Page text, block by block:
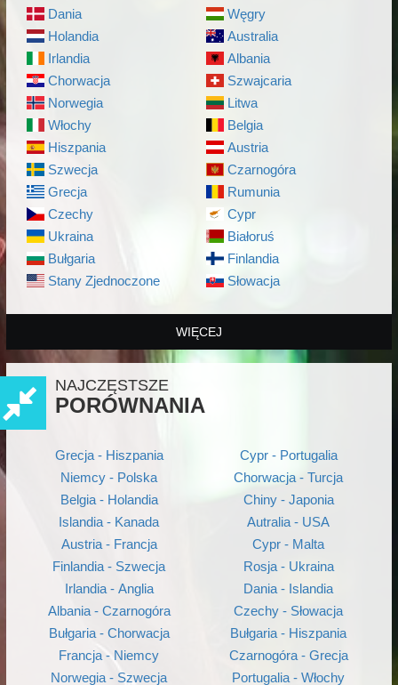
Dania
Holandia
Irlandia
Chorwacja
Norwegia
Włochy
Hiszpania
Szwecja
Grecja
Czechy
Ukraina
Bułgaria
Stany Zjednoczone
Węgry
Australia
Albania
Szwajcaria
Litwa
Belgia
Austria
Czarnogóra
Rumunia
Cypr
Białoruś
Finlandia
Słowacja
WIĘCEJ
NAJCZĘSTSZE
PORÓWNANIA
Grecja - Hiszpania
Niemcy - Polska
Belgia - Holandia
Islandia - Kanada
Austria - Francja
Finlandia - Szwecja
Irlandia - Anglia
Albania - Czarnogóra
Bułgaria - Chorwacja
Francja - Niemcy
Norwegia - Szwecja
Cypr - Portugalia
Chorwacja - Turcja
Chiny - Japonia
Autralia - USA
Cypr - Malta
Rosja - Ukraina
Dania - Islandia
Czechy - Słowacja
Bułgaria - Hiszpania
Czarnogóra - Grecja
Portugalia - Włochy